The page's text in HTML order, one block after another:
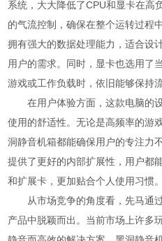
系统，大大降低了CPU和显卡在高
的气流控制，确保在整个运转过程
拥有强大的数据处理能力，适合设
用户的需求。同时，显卡也选用了
游戏或工作负载时，依旧能够保持流
在用户体验方面，这款电脑的设
使用的舒适性。无论是高频率的游
洞静音机箱都能确保用户的专注力
提供了更好的内部扩展性，用户都
和扩展卡，更加贴合个人使用习惯。
从市场竞争的角度看，先马通过
产品中脱颖而出。当前市场上许多